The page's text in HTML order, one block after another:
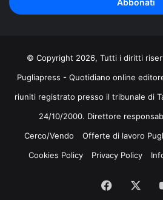
indirizzo
mail
© Copyright 2026, Tutti i diritti
Pugliapress - Quotidiano online
riuniti registrato presso il tribunale di
24/10/2000. Direttore
Cerco/Vendo
Offerte di lavoro
Cookies Policy
Privacy Policy
Facebook